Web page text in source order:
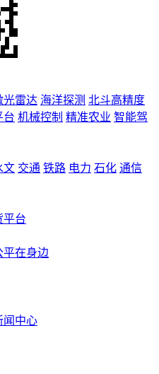
光雷达 海洋探测 北斗高精度
台 机械控制 精准农业 智能驾
文 交通 铁路 电力 石化 通信
平台
平在身边
闻中心